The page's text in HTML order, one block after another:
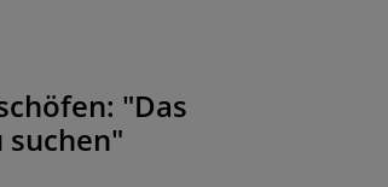
"Das
suchen"